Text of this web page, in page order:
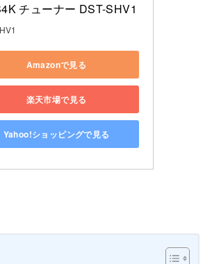
チューナー DST-SHV1
Amazonで見る
楽天市場で見る
Yahoo!ショッピングで見る